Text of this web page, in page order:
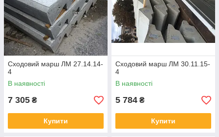
Сходовий марш ЛМ 27.14.14-
4
В наявності
7 305 ₴
Купити
Сходовий марш ЛМ 30.11.15-
4
В наявності
5 784 ₴
Купити